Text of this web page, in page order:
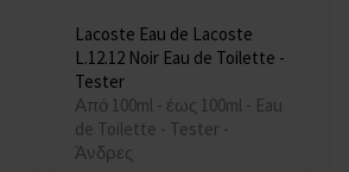
Lacoste Eau de Lacoste
L.12.12 Noir Eau de Toilette -
Tester
Από 100ml - έως 100ml - Eau
de Toilette - Tester -
Άνδρες